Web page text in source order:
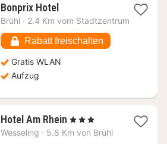
Bonprix Hotel1
Nacht
108,28
€
Brühl · 2.4 Km vom Stadtzentrum
Rabatt freischalten
Gratis WLAN
Aufzug
Hotel Am Rhein 1
Nacht
, 3 Sterne
Wesseling · 5.8 Km von Brühl